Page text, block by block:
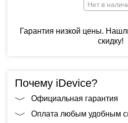
Нет в
Гарантия низкой цены.
скидку!
Почему iDevice?
Официальная гарантия
Оплата любым удобным